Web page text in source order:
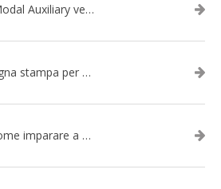
LANGUAGE FOCUS | Modal Auxiliary verbs in the past
SPEAK TIPS | La rassegna stampa per migliorare l’inglese - marzo 2026
Speak Elevator Pitch: come imparare a gestire una presentazione in inglese